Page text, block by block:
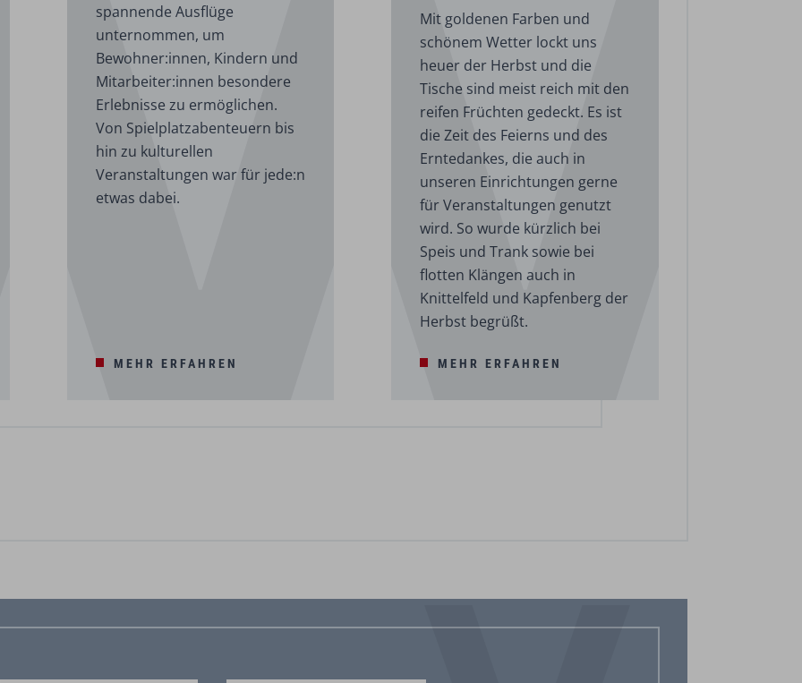
spannende Ausflüge
unternommen, um
Bewohner:innen, Kindern und
Mitarbeiter:innen besondere
Erlebnisse zu ermöglichen.
Von Spielplatzabenteuern bis
hin zu kulturellen
Veranstaltungen war für jede:n
etwas dabei.
MEHR ERFAHREN
Mit goldenen Farben und
schönem Wetter lockt uns
heuer der Herbst und die
Tische sind meist reich mit den
reifen Früchten gedeckt. Es ist
die Zeit des Feierns und des
Erntedankes, die auch in
unseren Einrichtungen gerne
für Veranstaltungen genutzt
wird. So wurde kürzlich bei
Speis und Trank sowie bei
flotten Klängen auch in
Knittelfeld und Kapfenberg der
Herbst begrüßt.
MEHR ERFAHREN